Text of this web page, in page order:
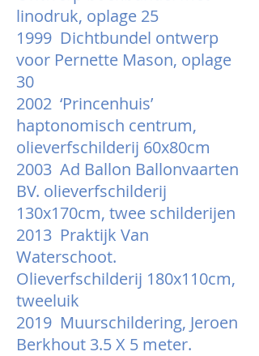
linodruk, oplage 25
1999 Dichtbundel ontwerp
voor Pernette Mason, oplage
30
2002 ‘Princenhuis’
haptonomisch centrum,
olieverfschilderij 60x80cm
2003 Ad Ballon Ballonvaarten
BV. olieverfschilderij
130x170cm, twee schilderijen
2013 Praktijk Van
Waterschoot.
Olieverfschilderij 180x110cm,
tweeluik
2019 Muurschildering, Jeroen
Berkhout 3.5 X 5 meter.